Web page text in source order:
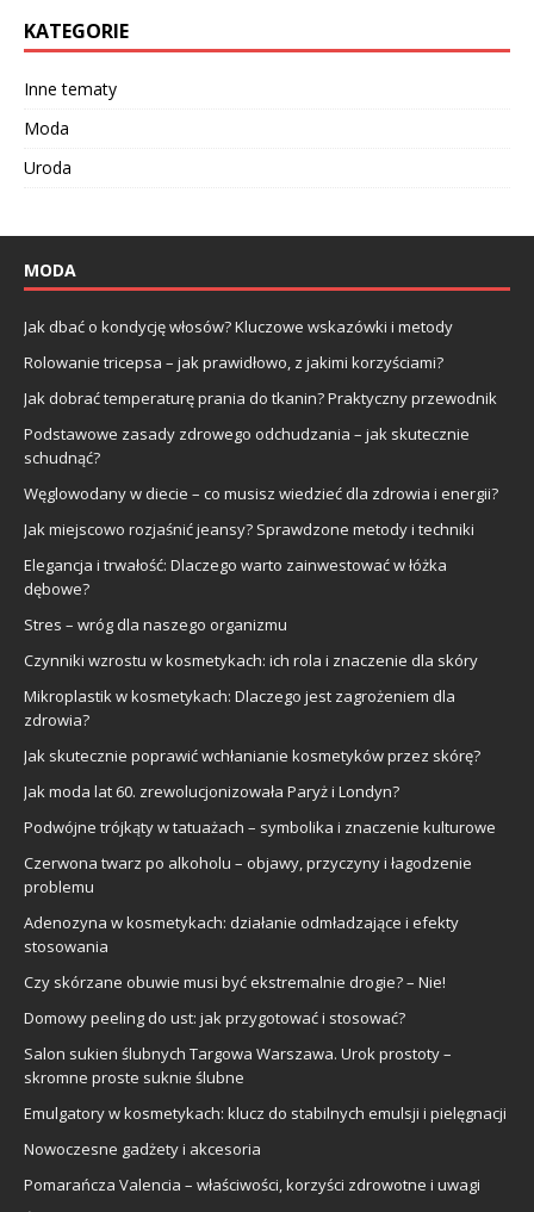
KATEGORIE
Inne tematy
Moda
Uroda
MODA
Jak dbać o kondycję włosów? Kluczowe wskazówki i metody
Rolowanie tricepsa – jak prawidłowo, z jakimi korzyściami?
Jak dobrać temperaturę prania do tkanin? Praktyczny przewodnik
Podstawowe zasady zdrowego odchudzania – jak skutecznie
schudnąć?
Węglowodany w diecie – co musisz wiedzieć dla zdrowia i energii?
Jak miejscowo rozjaśnić jeansy? Sprawdzone metody i techniki
Elegancja i trwałość: Dlaczego warto zainwestować w łóżka
dębowe?
Stres – wróg dla naszego organizmu
Czynniki wzrostu w kosmetykach: ich rola i znaczenie dla skóry
Mikroplastik w kosmetykach: Dlaczego jest zagrożeniem dla
zdrowia?
Jak skutecznie poprawić wchłanianie kosmetyków przez skórę?
Jak moda lat 60. zrewolucjonizowała Paryż i Londyn?
Podwójne trójkąty w tatuażach – symbolika i znaczenie kulturowe
Czerwona twarz po alkoholu – objawy, przyczyny i łagodzenie
problemu
Adenozyna w kosmetykach: działanie odmładzające i efekty
stosowania
Czy skórzane obuwie musi być ekstremalnie drogie? – Nie!
Domowy peeling do ust: jak przygotować i stosować?
Salon sukien ślubnych Targowa Warszawa. Urok prostoty –
skromne proste suknie ślubne
Emulgatory w kosmetykach: klucz do stabilnych emulsji i pielęgnacji
Nowoczesne gadżety i akcesoria
Pomarańcza Valencia – właściwości, korzyści zdrowotne i uwagi